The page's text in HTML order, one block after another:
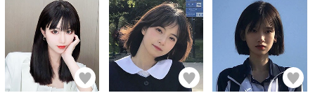
り魅せるのも、ァッション
ウィッグに革命を。
お気に入り お気に入り お